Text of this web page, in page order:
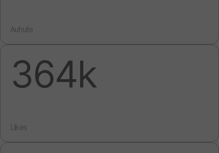
Aufrufe
364k
Likes